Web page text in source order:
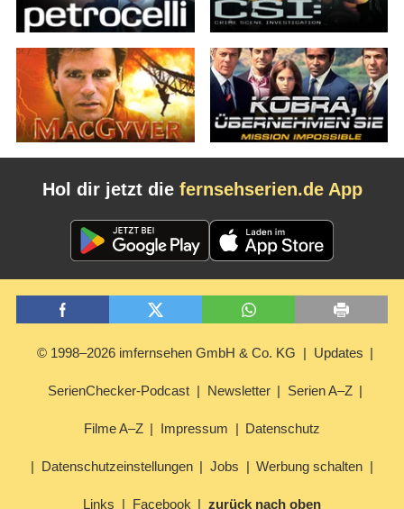
Hol dir jetzt die fernsehserien.de App
© 1998–2026 imfernsehen GmbH & Co. KG Updates
SerienChecker-Podcast Newsletter Serien A–Z
Filme A–Z Impressum Datenschutz
Datenschutzeinstellungen Jobs Werbung schalten
Links Facebook zurück nach oben